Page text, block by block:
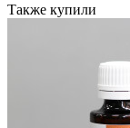
Также купили